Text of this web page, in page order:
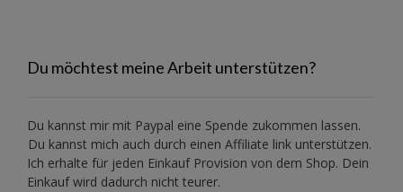
Du möchtest meine Arbeit unterstützen?
Du kannst mir mit Paypal eine Spende zukommen lassen.
Du kannst mich auch durch einen Affiliate link unterstützen.
Ich erhalte für jeden Einkauf Provision von dem Shop. Dein
Einkauf wird dadurch nicht teurer.